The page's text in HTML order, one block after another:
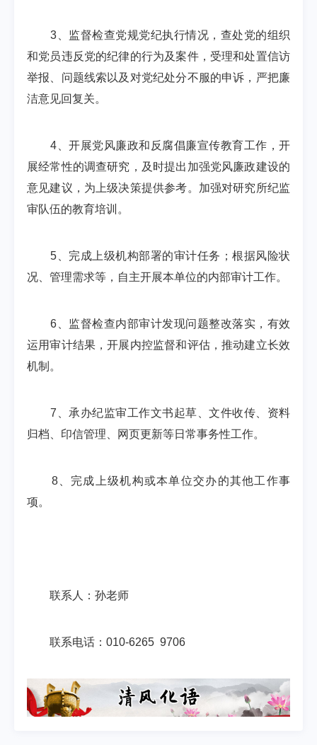
3、监督检查党规党纪执行情况，查处党的组织
和党员违反党的纪律的行为及案件，受理和处置信访
举报、问题线索以及对党纪处分不服的申诉，严把廉
洁意见回复关。
4、开展党风廉政和反腐倡廉宣传教育工作，开
展经常性的调查研究，及时提出加强党风廉政建设的
意见建议，为上级决策提供参考。加强对研究所纪监
审队伍的教育培训。
5、完成上级机构部署的审计任务；根据风险状
况、管理需求等，自主开展本单位的内部审计工作。
6、监督检查内部审计发现问题整改落实，有效
运用审计结果，开展内控监督和评估，推动建立长效
机制。
7、承办纪监审工作文书起草、文件收传、资料
归档、印信管理、网页更新等日常事务性工作。
8、完成上级机构或本单位交办的其他工作事
项。
联系人：孙老师
联系电话：010-6265 9706